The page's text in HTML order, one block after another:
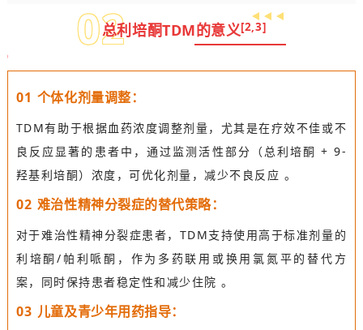
02
总利培酮TDM的意义[2,3]
01 个体化剂量调整：
TDM有助于根据血药浓度调整剂量，尤其是在疗效不佳或不
良反应显著的患者中，通过监测活性部分（总利培酮 + 9-
羟基利培酮）浓度，可优化剂量，减少不良反应 。
02 难治性精神分裂症的替代策略：
对于难治性精神分裂症患者，TDM支持使用高于标准剂量的
利培酮/帕利哌酮，作为多药联用或换用氯氮平的替代方
案，同时保持患者稳定性和减少住院 。
03 儿童及青少年用药指导：